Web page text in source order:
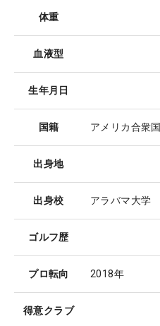
体重
血液型
生年月日
国籍 アメリカ合衆国
出身地
出身校 アラバマ大学
ゴルフ歴
プロ転向 2018年
得意クラブ